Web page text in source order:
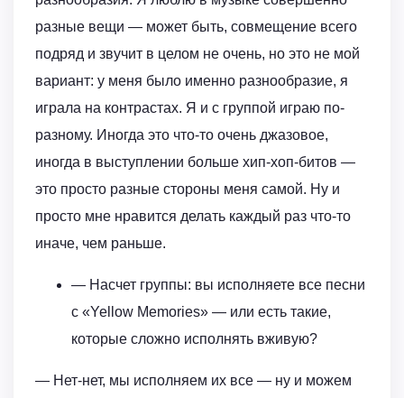
разные вещи — может быть, совмещение всего
подряд и звучит в целом не очень, но это не мой
вариант: у меня было именно разнообразие, я
играла на контрастах. Я и с группой играю по-
разному. Иногда это что-то очень джазовое,
иногда в выступлении больше хип-хоп-битов —
это просто разные стороны меня самой. Ну и
просто мне нравится делать каждый раз что-то
иначе, чем раньше.
— Насчет группы: вы исполняете все песни
с «Yellow Memories» — или есть такие,
которые сложно исполнять вживую?
— Нет-нет, мы исполняем их все — ну и можем